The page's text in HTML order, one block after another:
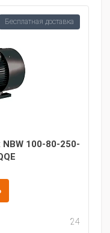
100-80-250-
24
Бесплатная доставка